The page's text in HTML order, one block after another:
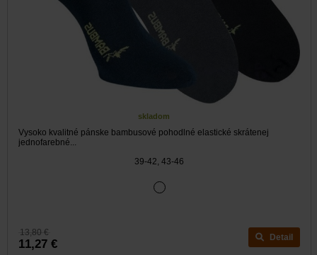
skladom
Vysoko kvalitné pánske bambusové pohodlné elastické skrátenej
jednofarebné...
39-42, 43-46
13,80 €
11,27 € Detail